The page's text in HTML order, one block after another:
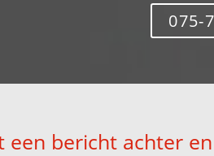
075-
een bericht achter